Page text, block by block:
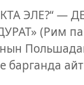
ЭЛЕ?“ —
(Рим
барганда